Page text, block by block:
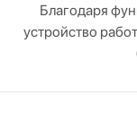
Благодаря
устройство